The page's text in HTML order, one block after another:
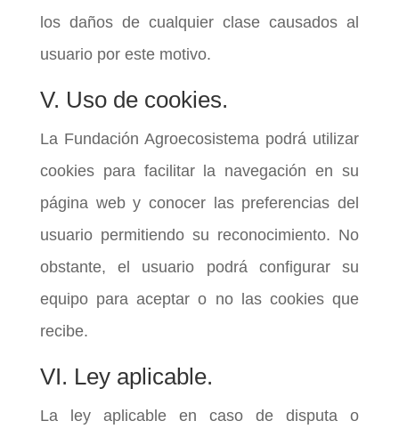
los daños de cualquier clase causados al
usuario por este motivo.
V. Uso de cookies.
La Fundación Agroecosistema podrá utilizar
cookies para facilitar la navegación en su
página web y conocer las preferencias del
usuario permitiendo su reconocimiento. No
obstante, el usuario podrá configurar su
equipo para aceptar o no las cookies que
recibe.
VI. Ley aplicable.
La ley aplicable en caso de disputa o